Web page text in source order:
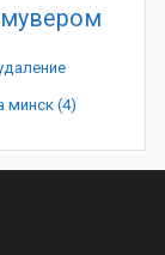
минск (4)